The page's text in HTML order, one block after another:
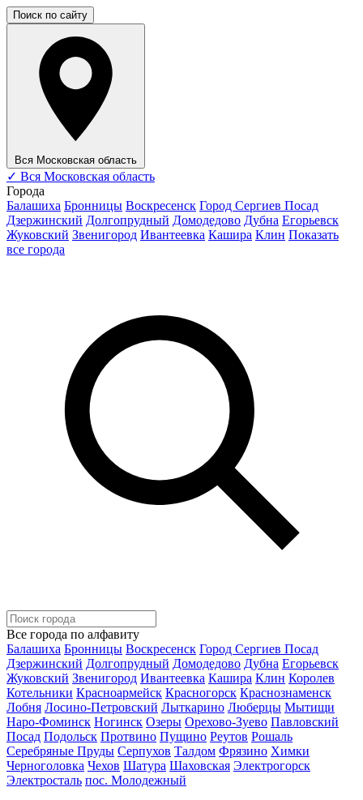
Поиск по сайту
Вся Московская область
✓ Вся Московская область
Города
Балашиха Бронницы Воскресенск Город Сергиев Посад
Дзержинский Долгопрудный Домодедово Дубна Егорьевск
Жуковский Звенигород Ивантеевка Кашира Клин Показать
все города
Все города по алфавиту
Балашиха Бронницы Воскресенск Город Сергиев Посад
Дзержинский Долгопрудный Домодедово Дубна Егорьевск
Жуковский Звенигород Ивантеевка Кашира Клин Королев
Котельники Красноармейск Красногорск Краснознаменск
Лобня Лосино-Петровский Лыткарино Люберцы Мытищи
Наро-Фоминск Ногинск Озеры Орехово-Зуево Павловский
Посад Подольск Протвино Пущино Реутов Рошаль
Серебряные Пруды Серпухов Талдом Фрязино Химки
Черноголовка Чехов Шатура Шаховская Электрогорск
Электросталь пос. Молодежный